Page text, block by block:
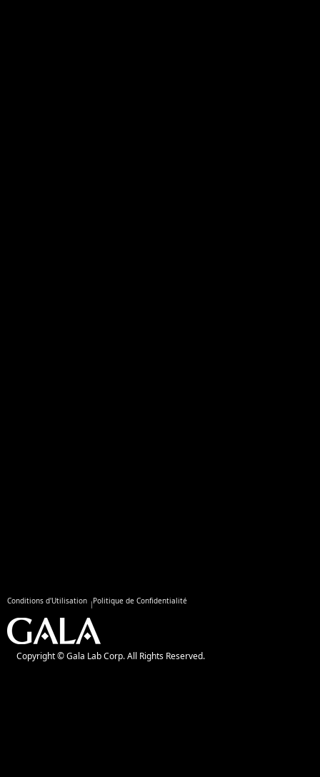
Conditions d'Utilisation Politique de Confidentialité
Copyright © Gala Lab Corp. All Rights Reserved.